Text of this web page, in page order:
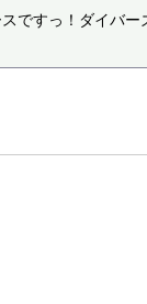
ですっ！ダイバー